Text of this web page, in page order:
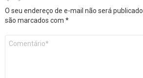
O seu endereço de e-mail não será publicado.
são marcados com *